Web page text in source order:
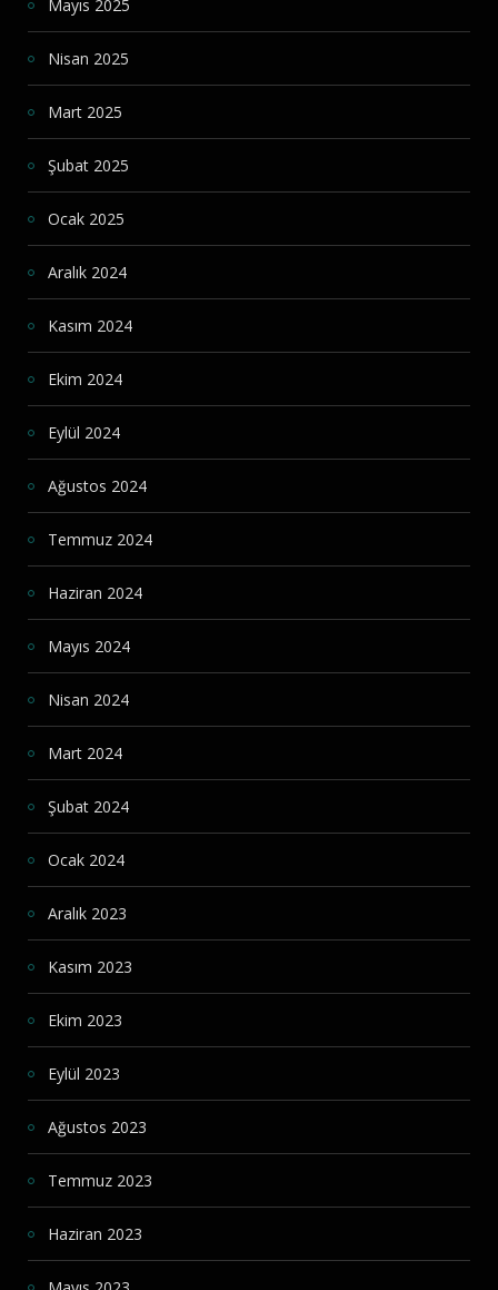
Mayıs 2025
Nisan 2025
Mart 2025
Şubat 2025
Ocak 2025
Aralık 2024
Kasım 2024
Ekim 2024
Eylül 2024
Ağustos 2024
Temmuz 2024
Haziran 2024
Mayıs 2024
Nisan 2024
Mart 2024
Şubat 2024
Ocak 2024
Aralık 2023
Kasım 2023
Ekim 2023
Eylül 2023
Ağustos 2023
Temmuz 2023
Haziran 2023